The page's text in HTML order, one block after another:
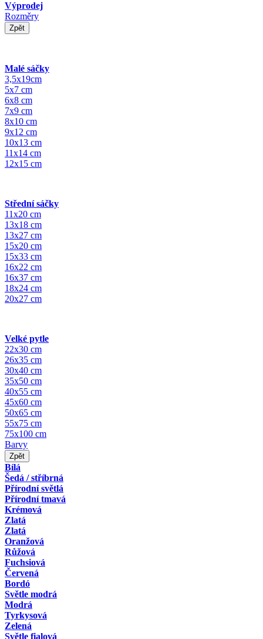
Výprodej
Rozměry
Zpět
Malé sáčky
3,5x19cm
5x7 cm
6x8 cm
7x9 cm
8x10 cm
9x12 cm
10x13 cm
11x14 cm
12x15 cm
Střední sáčky
11x20 cm
13x18 cm
13x27 cm
15x20 cm
15x33 cm
16x22 cm
16x37 cm
18x24 cm
20x27 cm
Velké pytle
22x30 cm
26x35 cm
30x40 cm
35x50 cm
40x55 cm
45x60 cm
50x65 cm
55x75 cm
75x100 cm
Barvy
Zpět
Bílá
Šedá / stříbrná
Přírodní světlá
Přírodní tmavá
Krémová
Zlatá
Zlatá
Oranžová
Růžová
Fuchsiová
Červená
Bordó
Světle modrá
Modrá
Tyrkysová
Zelená
Světle fialová